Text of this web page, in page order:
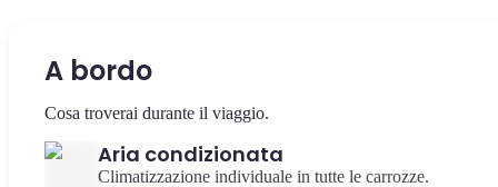
A bordo
Cosa troverai durante il viaggio.
Aria condizionata
Climatizzazione individuale in tutte le carrozze.